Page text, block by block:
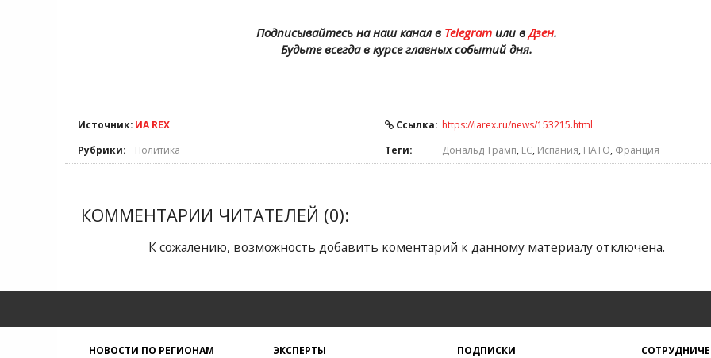
Подписывайтесь на наш канал в Telegramили вДзен.
Будьте всегда в курсе главных событий дня.
Источник: ИА REX Ссылка: https://iarex.ru/news/153215.html
Рубрики:
Политика Теги: Дональд Трамп, ЕС, Испания, НАТО, Франция
КОММЕНТАРИИ ЧИТАТЕЛЕЙ (0):
К сожалению, возможность добавить коментарий к данному материалу отключена.
НОВОСТИ ПО РЕГИОНАМ ЭКСПЕРТЫ ПОДПИСКИ